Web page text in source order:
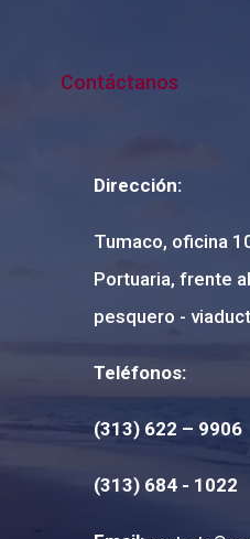
Contáctanos
Dirección:
Tumaco, oficina
Portuaria, frente
pesquero -
Teléfonos:
(313) 622 – 9906
(313) 684 - 1022